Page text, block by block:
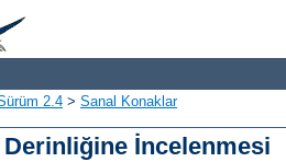
2.4 > Sanal Konaklar
İncelenmesi